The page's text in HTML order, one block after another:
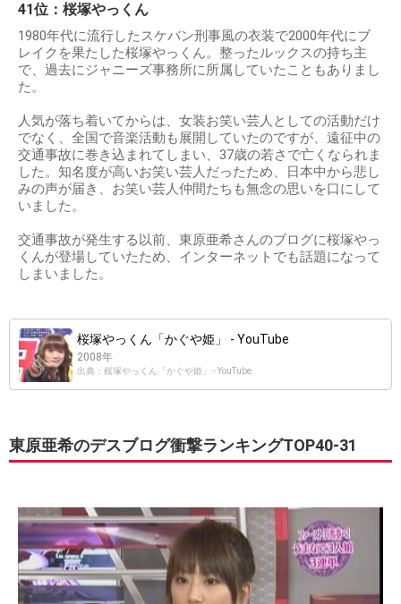
41位：桜塚やっくん
1980年代に流行したスケバン刑事風の衣装で2000年代にブ
レイクを果たした桜塚やっくん。整ったルックスの持ち主
で、過去にジャニーズ事務所に所属していたこともありまし
た。
人気が落ち着いてからは、女装お笑い芸人としての活動だけ
でなく、全国で音楽活動も展開していたのですが、遠征中の
交通事故に巻き込まれてしまい、37歳の若さで亡くなられま
した。知名度が高いお笑い芸人だったため、日本中から悲し
みの声が届き、お笑い芸人仲間たちも無念の思いを口にして
いました。
交通事故が発生する以前、東原亜希さんのブログに桜塚やっ
くんが登場していたため、インターネットでも話題になって
しまいました。
桜塚やっくん「かぐや姫」 - YouTube
2008年
出典：桜塚やっくん「かぐや姫」 - YouTube
東原亜希のデスブログ衝撃ランキングTOP40-31